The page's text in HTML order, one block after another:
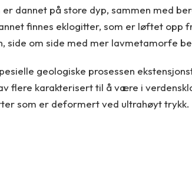
dannet på store dyp, sammen med
finnes eklogitter, som er løftet opp
side om side med mer lavmetamorfe
geologiske prosessen
flere karakterisert til å være i
som er deformert ved ultrahøyt trykk.